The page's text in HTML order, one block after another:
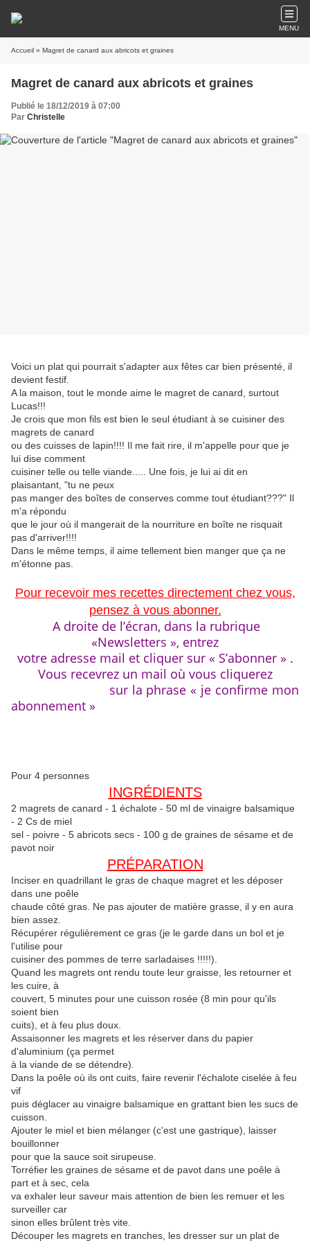
MENU
Accueil » Magret de canard aux abricots et graines
Magret de canard aux abricots et graines
Publié le 18/12/2019 à 07:00
Par Christelle
Voici un plat qui pourrait s'adapter aux fêtes car bien présenté, il
devient festif.
A la maison, tout le monde aime le magret de canard, surtout
Lucas!!!
Je crois que mon fils est bien le seul étudiant à se cuisiner des
magrets de canard
ou des cuisses de lapin!!!! Il me fait rire, il m'appelle pour que je
lui dise comment
cuisiner telle ou telle viande..... Une fois, je lui ai dit en
plaisantant, "tu ne peux
pas manger des boîtes de conserves comme tout étudiant???" Il
m'a répondu
que le jour où il mangerait de la nourriture en boîte ne risquait
pas d'arriver!!!!
Dans le même temps, il aime tellement bien manger que ça ne
m'étonne pas.
Pour recevoir mes recettes directement chez vous,
pensez à vous abonner.
A droite de l’écran, dans la rubrique
«Newsletters », entrez
votre adresse mail et cliquer sur « S’abonner » .
Vous recevrez un mail où vous cliquerez
sur la phrase « je confirme mon
abonnement »
Pour 4 personnes
INGRÉDIENTS
2 magrets de canard - 1 échalote - 50 ml de vinaigre balsamique
- 2 Cs de miel
sel - poivre - 5 abricots secs - 100 g de graines de sésame et de
pavot noir
PRÉPARATION
Inciser en quadrillant le gras de chaque magret et les déposer
dans une poêle
chaude côté gras. Ne pas ajouter de matière grasse, il y en aura
bien assez.
Récupérer régulièrement ce gras (je le garde dans un bol et je
l'utilise pour
cuisiner des pommes de terre sarladaises !!!!!).
Quand les magrets ont rendu toute leur graisse, les retourner et
les cuire, à
couvert, 5 minutes pour une cuisson rosée (8 min pour qu'ils
soient bien
cuits), et à feu plus doux.
Assaisonner les magrets et les réserver dans du papier
d'aluminium (ça permet
à la viande de se détendre).
Dans la poêle où ils ont cuits, faire revenir l'échalote ciselée à feu
vif
puis déglacer au vinaigre balsamique en grattant bien les sucs de
cuisson.
Ajouter le miel et bien mélanger (c'est une gastrique), laisser
bouillonner
pour que la sauce soit sirupeuse.
Torréfier les graines de sésame et de pavot dans une poêle à
part et à sec, cela
va exhaler leur saveur mais attention de bien les remuer et les
surveiller car
sinon elles brûlent très vite.
Découper les magrets en tranches, les dresser sur un plat de